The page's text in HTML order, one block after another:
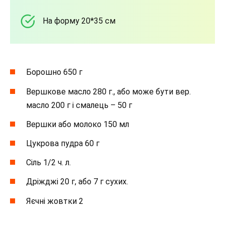
На форму 20*35 см
Борошно 650 г
Вершкове масло 280 г., або може бути вер.
масло 200 г і смалець – 50 г
Вершки або молоко 150 мл
Цукрова пудра 60 г
Сіль 1/2 ч. л.
Дріжджі 20 г, або 7 г сухих.
Яєчні жовтки 2